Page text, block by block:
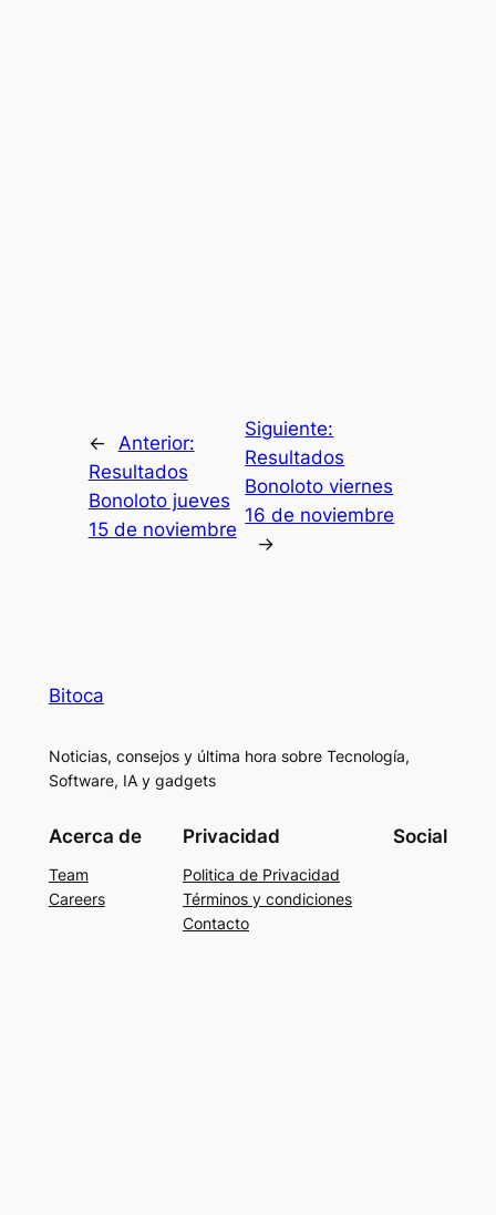
← Anterior:
Resultados
Bonoloto jueves
15 de noviembre
Siguiente:
Resultados
Bonoloto viernes
16 de noviembre
→
Bitoca
Noticias, consejos y última hora sobre Tecnología,
Software, IA y gadgets
Acerca de
Team
Careers
Privacidad
Politica de Privacidad
Términos y condiciones
Contacto
Social